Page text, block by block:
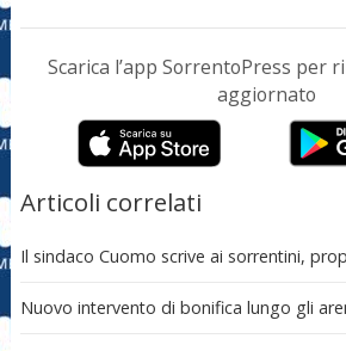
Scarica l’app SorrentoPress per
aggiornato
Articoli correlati
Il sindaco Cuomo scrive ai sorrentini,
Nuovo intervento di bonifica lungo gli